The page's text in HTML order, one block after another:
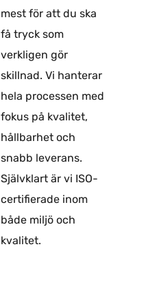
mest för att du ska
få tryck som
verkligen gör
skillnad. Vi hanterar
hela processen med
fokus på kvalitet,
hållbarhet och
snabb leverans.
Självklart är vi ISO-
certifierade inom
både miljö och
kvalitet.